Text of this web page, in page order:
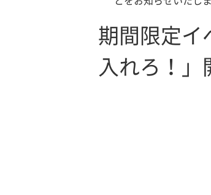
期間限定イ
入れろ！」